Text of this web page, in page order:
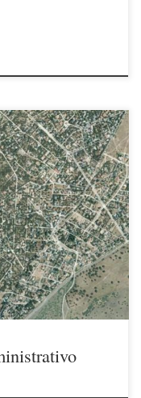
en cumplimiento del
de socios celebrada
escrito de interposición
de medidas
administrativo de